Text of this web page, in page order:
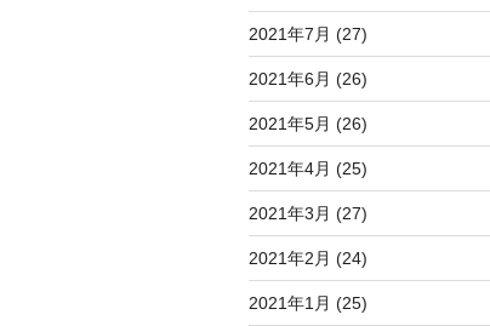
2021年7月 (27)
2021年6月 (26)
2021年5月 (26)
2021年4月 (25)
2021年3月 (27)
2021年2月 (24)
2021年1月 (25)